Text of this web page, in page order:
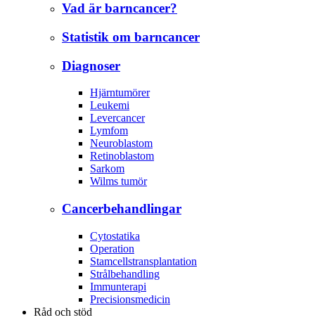
Vad är barncancer?
Statistik om barncancer
Diagnoser
Hjärntumörer
Leukemi
Levercancer
Lymfom
Neuroblastom
Retinoblastom
Sarkom
Wilms tumör
Cancerbehandlingar
Cytostatika
Operation
Stamcellstransplantation
Strålbehandling
Immunterapi
Precisionsmedicin
Råd och stöd